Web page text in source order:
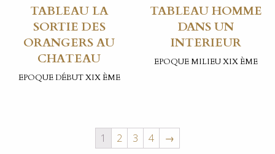
TABLEAU LA
SORTIE DES
ORANGERS AU
CHATEAU
EPOQUE DÉBUT XIX ÈME
TABLEAU HOMME
DANS UN
INTERIEUR
EPOQUE MILIEU XIX ÈME
1 2 3 4 →